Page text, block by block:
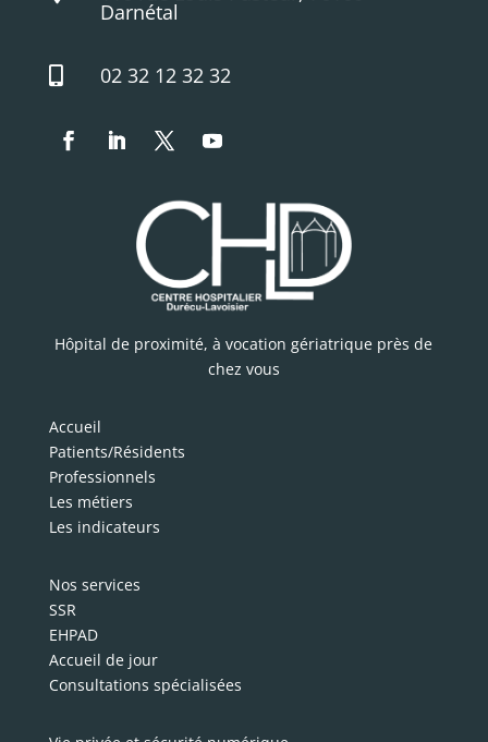
Darnétal
 02 32 12 32 32
Hôpital de proximité, à vocation gériatrique près de
chez vous
Accueil
Patients/Résidents
Professionnels
Les métiers
Les indicateurs
Nos services
SSR
EHPAD
Accueil de jour
Consultations spécialisées